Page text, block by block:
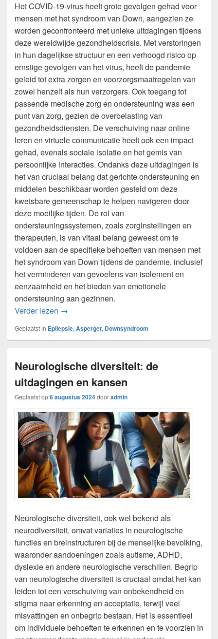
Het COVID-19-virus heeft grote gevolgen gehad voor
mensen met het syndroom van Down, aangezien ze
worden geconfronteerd met unieke uitdagingen tijdens
deze wereldwijde gezondheidscrisis. Met verstoringen
in hun dagelijkse structuur en een verhoogd risico op
ernstige gevolgen van het virus, heeft de pandemie
geleid tot extra zorgen en voorzorgsmaatregelen van
zowel henzelf als hun verzorgers. Ook toegang tot
passende medische zorg en ondersteuning was een
punt van zorg, gezien de overbelasting van
gezondheidsdiensten. De verschuiving naar online
leren en virtuele communicatie heeft ook een impact
gehad, evenals sociale isolatie en het gemis van
persoonlijke interacties. Ondanks deze uitdagingen is
het van cruciaal belang dat gerichte ondersteuning en
middelen beschikbaar worden gesteld om deze
kwetsbare gemeenschap te helpen navigeren door
deze moeilijke tijden. De rol van
ondersteuningssystemen, zoals zorginstellingen en
therapeuten, is van vitaal belang geweest om te
voldoen aan de specifieke behoeften van mensen met
het syndroom van Down tijdens de pandemie, inclusief
het verminderen van gevoelens van isolement en
eenzaamheid en het bieden van emotionele
ondersteuning aan gezinnen.
Verder lezen De impact van de COVID-19 pandemie op
→
Geplaatst in Epilepsie, Asperger, Downsyndroom
Neurologische diversiteit: de
uitdagingen en kansen
Geplaatst op6 augustus 2024dooradmin
Neurologische diversiteit, ook wel bekend als
neurodiversiteit, omvat variaties in neurologische
functies en breinstructuren bij de menselijke bevolking,
waaronder aandoeningen zoals autisme, ADHD,
dyslexie en andere neurologische verschillen. Begrip
van neurologische diversiteit is cruciaal omdat het kan
leiden tot een verschuiving van onbekendheid en
stigma naar erkenning en acceptatie, terwijl veel
misvattingen en onbegrip bestaan. Het is essentieel
om individuele behoeften te erkennen en te voorzien in